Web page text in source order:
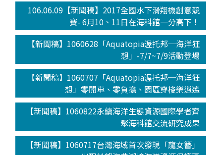
106.06.09【新聞稿】2017全國水下滑翔機創意競
賽- 6月10、11日在海科館一分高下！
【新聞稿】1060628「Aquatopia渥托邦─海洋狂
想」-7/7~7/9活動登場
【新聞稿】1060707「Aquatopia渥托邦─海洋狂
想」零開車、零負擔、園區穿梭樂逍遙
【新聞稿】1060822永續海洋生態資源國際學者齊
聚海科館交流研究成果
【新聞稿】1060717台灣海域首次發現「龍女簪」